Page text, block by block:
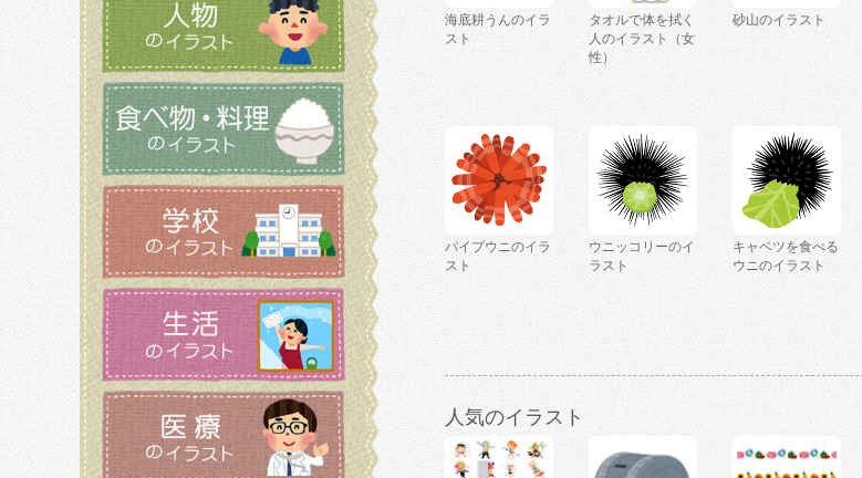
海底耕うんのイラ
スト
タオルで体を拭く
人のイラスト（女
性）
砂山のイラスト
パイプウニのイラ
スト
ウニッコリーのイ
ラスト
キャベツを食べる
ウニのイラスト
人気のイラスト